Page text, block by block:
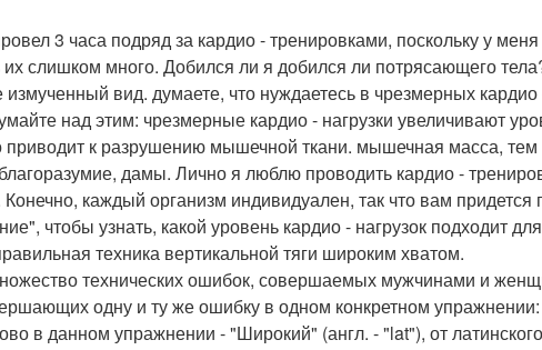
3 часа подряд за кардио - тренировками, поскольку у
их слишком много. Добился ли я добился ли потрясающего
измученный вид. думаете, что нуждаетесь в чрезмерных
над этим: чрезмерные кардио - нагрузки увеличивают
приводит к разрушению мышечной ткани. мышечная масса,
дамы. Лично я люблю проводить кардио -
Конечно, каждый организм индивидуален, так что вам
чтобы узнать, какой уровень кардио - нагрузок подходит
техника вертикальной тяги широким хватом.
технических ошибок, совершаемых мужчинами и
одну и ту же ошибку в одном конкретном упражнении:
в данном упражнении - "Широкий" (англ. - "lat"), от